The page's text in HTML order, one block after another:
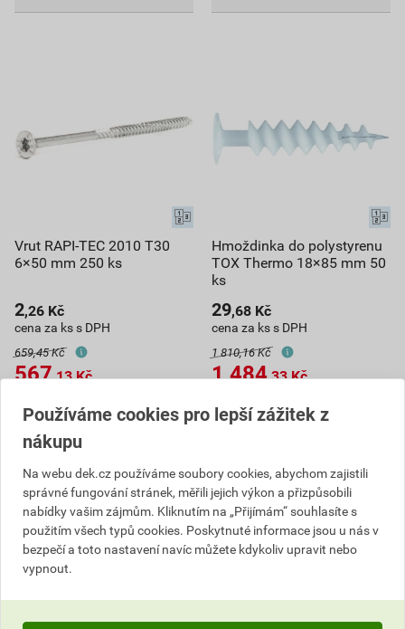
Vrut RAPI-TEC 2010 T30
6×50 mm 250 ks
2,26 Kč
cena za ks s DPH
659,45 Kč
567,13Kč
Vyberte si prodejnu
Skladem v (96) prodejnách
bal.
Do košíku
do košíku přidáte 250 ks
567,13 Kč
Hmoždinka do polystyrenu
TOX Thermo 18×85 mm 50
ks
29,68 Kč
cena za ks s DPH
1 810,16 Kč
1 484,33Kč
Vyberte si prodejnu
bal.
Do košíku
do košíku přidáte 50 ks
Používáme cookies pro lepší zážitek z
nákupu
Na webu dek.cz používáme soubory cookies, abychom zajistili
správné fungování stránek, měřili jejich výkon a přizpůsobili
nabídky vašim zájmům. Kliknutím na „Přijímám“ souhlasíte s
použitím všech typů cookies. Poskytnuté informace jsou u nás v
bezpečí a toto nastavení navíc můžete kdykoliv upravit nebo
vypnout.